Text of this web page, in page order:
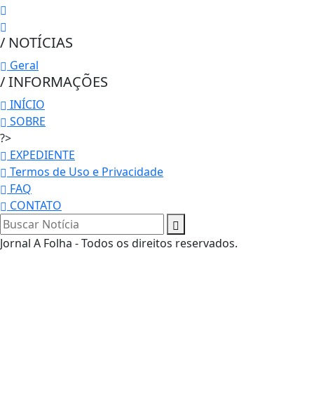
/ NOTÍCIAS
Geral
/ INFORMAÇÕES
INÍCIO
SOBRE
?>
EXPEDIENTE
Termos de Uso e Privacidade
FAQ
CONTATO
Jornal A Folha - Todos os direitos reservados.